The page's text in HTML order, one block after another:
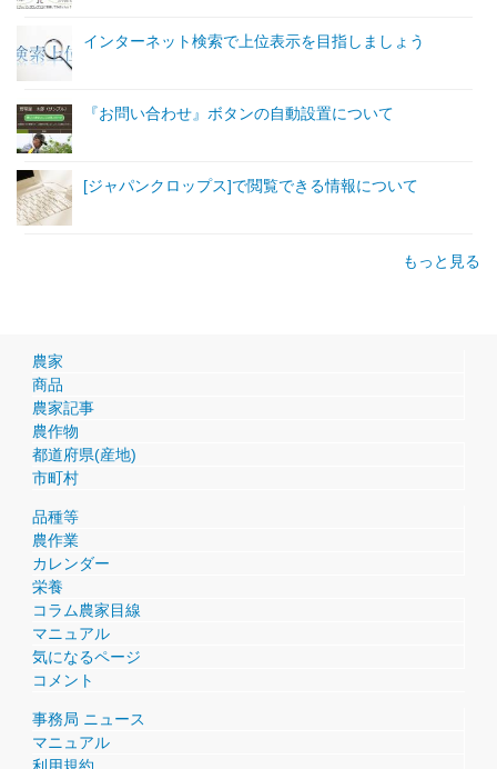
インターネット検索で上位表示を目指しましょう
『お問い合わせ』ボタンの自動設置について
[ジャパンクロップス]で閲覧できる情報について
もっと見る
農家
商品
農家記事
農作物
都道府県(産地)
市町村
品種等
農作業
カレンダー
栄養
コラム農家目線
マニュアル
気になるページ
コメント
事務局 ニュース
マニュアル